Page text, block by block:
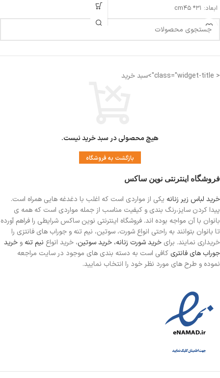
ابعاد: cm۴۵ *۳۱
< class="widget-title">سبد خرید
هیچ محصولی در سبد خرید نیست.
بازگشت به فروشگاه
فروشگاه اینترنتی نوین ساکس
خرید لباس زیر زنانه یکی از مواردی است که اغلب با دغدغه هایی همراه است.
پیدا کردن سایز،رنگ بندی و کیفیت مناسب از جمله مواردی است که همه ی
بانوان با آن مواجه بوده اند. فروشگاه اینترنتی نوین ساکس شرایطی را فراهم آورده
تا بانوان بتوانند به راحتی انواع شورت، سوتین، نیم تنه و جوراب های فانتزی را
خریداری نمایند. برای خرید شورت زنانه، خرید سوتین، خرید انواع نیم تنه و خرید
جوراب های فانتری کافی است به دسته بندی های موجود در سایت مراجعه
نموده و طرح های مورد نظر خود را انتخاب نمایید.